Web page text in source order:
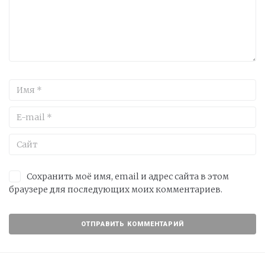
Сохранить моё имя, email и адрес сайта в этом
браузере для последующих моих комментариев.